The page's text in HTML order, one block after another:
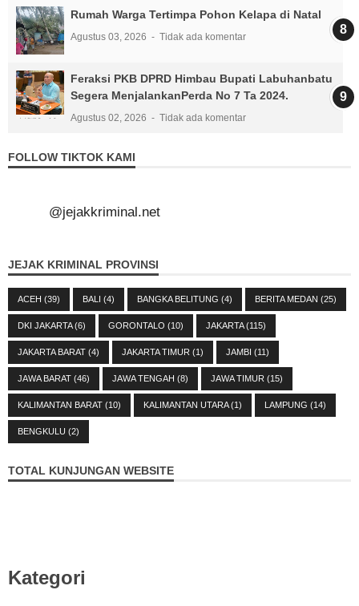
Rumah Warga Tertimpa Pohon Kelapa di Natal
Agustus 03, 2026 Tidak ada komentar
Feraksi PKB DPRD Himbau Bupati Labuhanbatu
Segera MenjalankanPerda No 7 Ta 2024.
Agustus 02, 2026 Tidak ada komentar
FOLLOW TIKTOK KAMI
@jejakkriminal.net
JEJAK KRIMINAL PROVINSI
ACEH (39) BALI (4) BANGKA BELITUNG (4) BERITA MEDAN (25)
DKI JAKARTA(6) GORONTALO (10) JAKARTA(115)
JAKARTA BARAT (4) JAKARTA TIMUR (1) JAMBI (11)
JAWA BARAT (46) JAWA TENGAH (8) JAWA TIMUR (15)
KALIMANTAN BARAT (10) KALIMANTAN UTARA(1) LAMPUNG (14)
BENGKULU (2)
TOTAL KUNJUNGAN WEBSITE
Kategori